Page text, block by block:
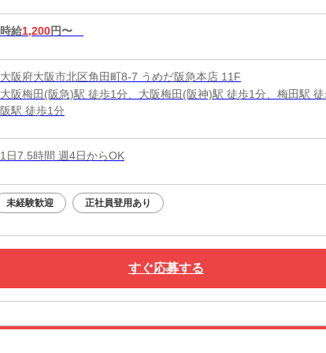
時給1,200円〜
大阪府大阪市北区角田町8-7 うめだ阪急本店 11F
大阪梅田(阪急)駅 徒歩1分、大阪梅田(阪神)駅 徒歩1分、梅田駅
阪駅 徒歩1分
1日7.5時間 週4日からOK
未経験歓迎 正社員登用あり
すぐ応募する